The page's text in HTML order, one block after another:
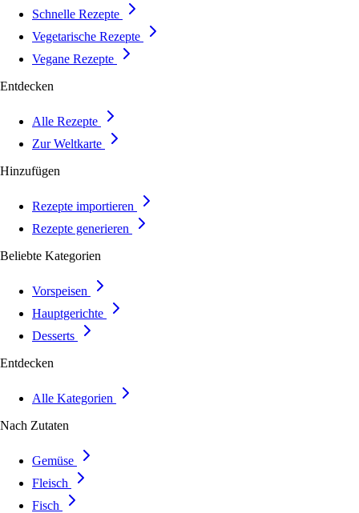
Schnelle Rezepte
Vegetarische Rezepte
Vegane Rezepte
Entdecken
Alle Rezepte
Zur Weltkarte
Hinzufügen
Rezepte importieren
Rezepte generieren
Beliebte Kategorien
Vorspeisen
Hauptgerichte
Desserts
Entdecken
Alle Kategorien
Nach Zutaten
Gemüse
Fleisch
Fisch